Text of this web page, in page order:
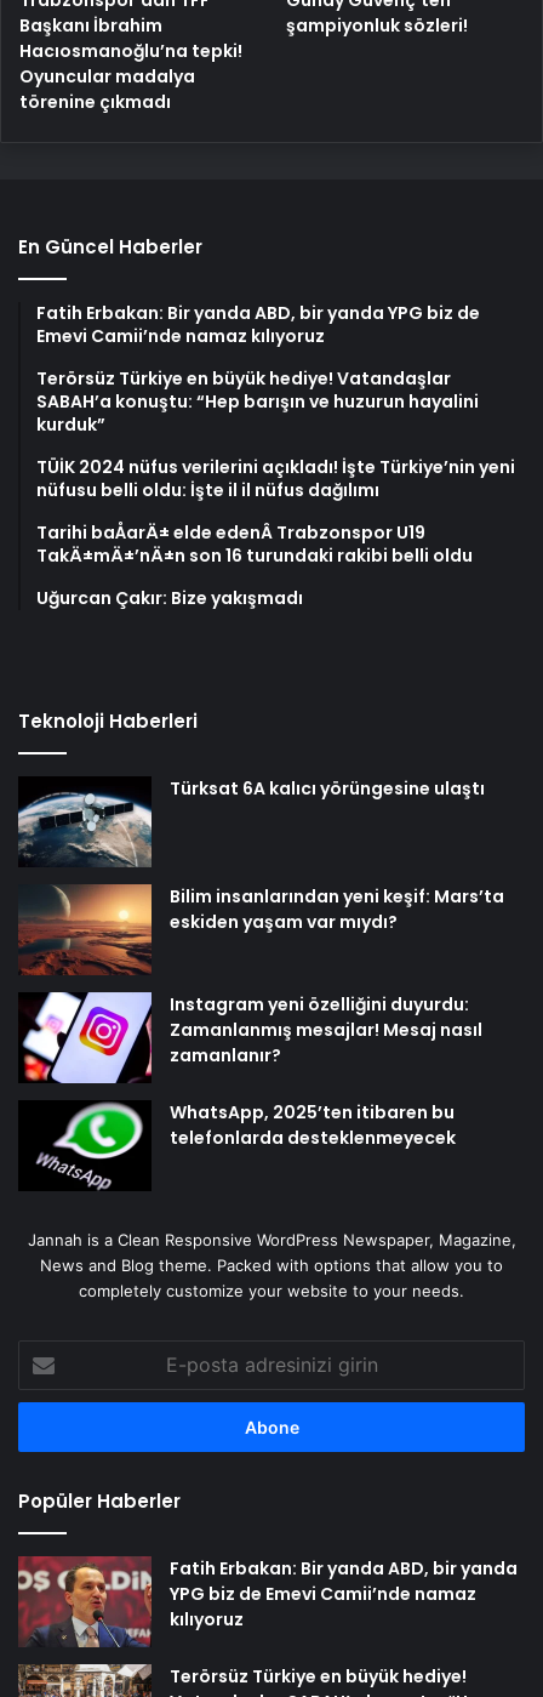
Başkanı İbrahim
Hacıosmanoğlu’na tepki!
Oyuncular madalya
törenine çıkmadı
şampiyonluk sözleri!
En Güncel Haberler
Fatih Erbakan: Bir yanda ABD, bir yanda YPG biz de
Emevi Camii’nde namaz kılıyoruz
Terörsüz Türkiye en büyük hediye! Vatandaşlar
SABAH’a konuştu: “Hep barışın ve huzurun hayalini
kurduk”
TÜİK 2024 nüfus verilerini açıkladı! İşte Türkiye’nin yeni
nüfusu belli oldu: İşte il il nüfus dağılımı
Tarihi baÅarÄ± elde edenÂ Trabzonspor U19
TakÄ±mÄ±’nÄ±n son 16 turundaki rakibi belli oldu
Uğurcan Çakır: Bize yakışmadı
Teknoloji Haberleri
Türksat 6A kalıcı yörüngesine ulaştı
Bilim insanlarından yeni keşif: Mars’ta
eskiden yaşam var mıydı?
Instagram yeni özelliğini duyurdu:
Zamanlanmış mesajlar! Mesaj nasıl
zamanlanır?
WhatsApp, 2025’ten itibaren bu
telefonlarda desteklenmeyecek
Jannah is a Clean Responsive WordPress Newspaper, Magazine,
News and Blog theme. Packed with options that allow you to
completely customize your website to your needs.
posta
adresinizi
Popüler Haberler
Fatih Erbakan: Bir yanda ABD, bir yanda
YPG biz de Emevi Camii’nde namaz
kılıyoruz
Terörsüz Türkiye en büyük hediye!